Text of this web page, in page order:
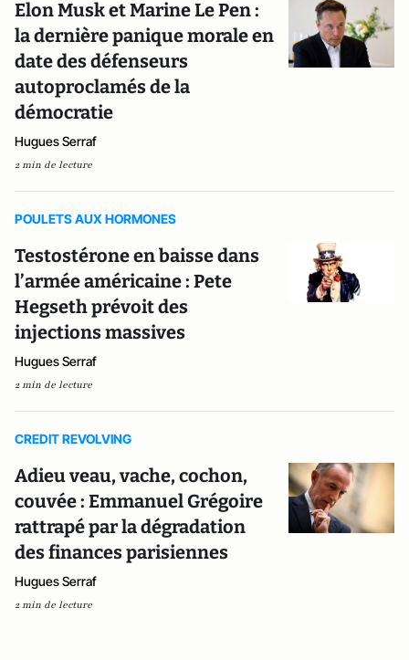
Elon Musk et Marine Le Pen :
la dernière panique morale en
date des défenseurs
autoproclamés de la
démocratie
Hugues Serraf
2 min de lecture
POULETS AUX HORMONES
Testostérone en baisse dans
l’armée américaine : Pete
Hegseth prévoit des
injections massives
Hugues Serraf
2 min de lecture
CREDIT REVOLVING
Adieu veau, vache, cochon,
couvée : Emmanuel Grégoire
rattrapé par la dégradation
des finances parisiennes
Hugues Serraf
2 min de lecture